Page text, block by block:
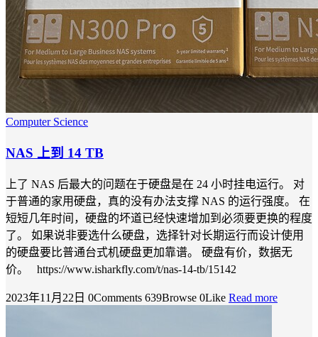
Computer Science
NAS 上到 14 TB
上了 NAS 后最大的问题在于硬盘是在 24 小时挂电运行。 对
于普通的家用硬盘，真的没有办法支撑 NAS 的运行强度。 在
短短几年时间，硬盘的坏道已经快速增加到必须要更换的程度
了。 如果说非要选什么硬盘，选择针对长期运行而设计使用
的硬盘要比普通台式机硬盘更加靠谱。 硬盘有价，数据无
价。 https://www.isharkfly.com/t/nas-14-tb/15142
2023年11月22日 0Comments 639Browse 0Like Read more